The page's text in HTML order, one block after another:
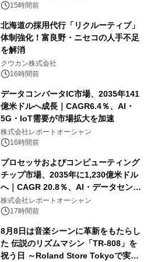
速15時間前
北海道の採用代行「リクルーティブ」
体制強化！富良野・ニセコの人手不足
を解消
クウカン株式会社
16時間前
データコンバータIC市場、2035年141
億米ドルへ成長｜CAGR6.4％、AI・
5G・IoT需要が市場拡大を加速
株式会社レポートオーシャン
16時間前
プロセッサおよびコンピューティング
チップ市場、2035年に1,230億米ドル
へ｜CAGR 20.8％、AI・データセンタ
ー需要が成長を牽引
株式会社レポートオーシャン
17時間前
8月8日は音楽シーンに革新をもたらし
た 伝説のリズムマシン「TR-808」を
祝う日 ～Roland Store Tokyoで実機